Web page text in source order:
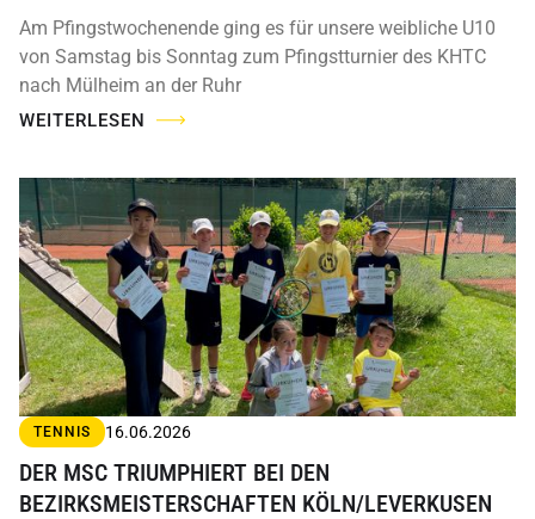
Am Pfingstwochenende ging es für unsere weibliche U10
von Samstag bis Sonntag zum Pfingstturnier des KHTC
nach Mülheim an der Ruhr
WEITERLESEN
TENNIS 16.06.2026
DER MSC TRIUMPHIERT BEI DEN
BEZIRKSMEISTERSCHAFTEN KÖLN/LEVERKUSEN